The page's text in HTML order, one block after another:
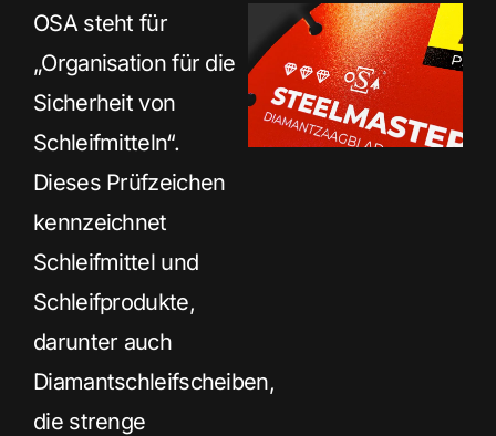
OSA steht für
„Organisation für die
Sicherheit von
Schleifmitteln“.
Dieses Prüfzeichen
kennzeichnet
Schleifmittel und
Schleifprodukte,
darunter auch
Diamantschleifscheiben,
die strenge